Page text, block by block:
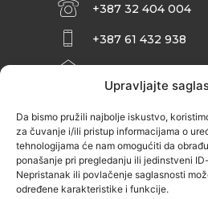
Upravljajte
Da bismo pružili najbolje iskustvo,
za čuvanje i/ili pristup informacijama o
tehnologijama će nam omogućiti da
ponašanje pri pregledanju ili jedinstveni
Nepristanak ili povlačenje saglasnosti
određene karakteristike i funkcije.
+387 32 404 004
+387 61 432 938
INFO@ZENIT.BA
ZENIČANKA, 3.